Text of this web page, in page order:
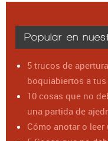
Popular en
5 trucos de
boquiabiertos a tus
10 cosas que no
una partida de
Cómo anotar o